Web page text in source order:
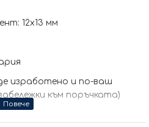
12x13 мм
изработено и по-ваш
към поръчката)